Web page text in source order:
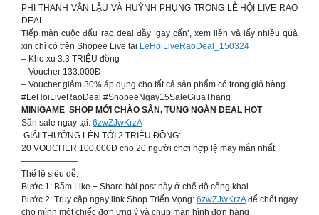
PHI THANH VÂN LẬU VÀ HUỲNH PHỤNG TRONG LỄ HỘI LIVE RAO
DEAL
Tiếp màn cuộc đấu rao deal đầy ‘gay cấn’, xem liền và lấy nhiều quà
xịn chỉ có trên Shopee Live tại LeHoiLiveRaoDeal_150324
– Kho xu 3.3 TRIỆU đồng
– Voucher 133.000Đ
– Voucher giảm 30% áp dụng cho tất cả sản phẩm có trong giỏ hàng
#LeHoiLiveRaoDeal #ShopeeNgay15SaleGiuaThang
MINIGAME ️ ️SHOP MỚI CHÀO SÂN, TUNG NGÀN DEAL HOT
Săn sale ngay tại: 6zwZJwKrzA
️ GIẢI THƯỞNG LÊN TỚI 2 TRIỆU ĐỒNG:
20 VOUCHER 100,000Đ cho 20 người chơi hợp lệ may mắn nhất
——————–
Thể lệ siêu dễ:
Bước 1: Bấm Like + Share bài post này ở chế độ công khai
Bước 2: Truy cập ngay link Shop Triển Vọng: 6zwZJwKrzAđể chốt ngay
cho mình một chiếc đơn ưng ý và chụp màn hình đơn hàng